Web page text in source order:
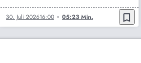
30. Juli 202616:00 05:23 Min. bookmark_border